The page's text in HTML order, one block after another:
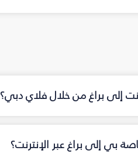
إلى براغ من خلال فلاي دبي؟
بي إلى براغ عبر الإنترنت؟